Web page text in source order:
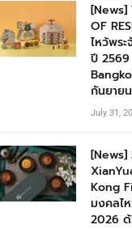
[News]
OF
ไหว้พร
ปี 2569
กันยาย
July 31,
[News]
Kong
มงคลไ
2026 ด้